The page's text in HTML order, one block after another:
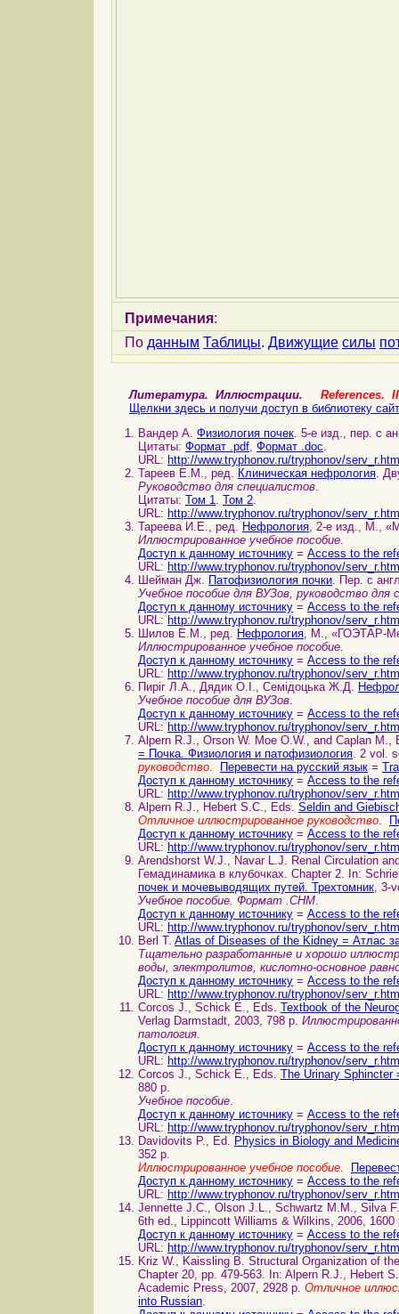
Примечания:
По данным Таблицы. Движущие силы
Литература. Иллюстрации. References.
Щелкни здесь и получи доступ в библиотеку
Вандер А. Физиология почек. 5-е изд., пер. с
Цитаты: Формат .pdf, Формат .doc.
URL: http://www.tryphonov.ru/tryphonov/
Тареев Е.М., ред. Клиническая нефрология.
Руководство для специалистов.
Цитаты: Том 1. Том 2.
URL: http://www.tryphonov.ru/tryphonov/
Тареева И.Е., ред. Нефрология, 2-е изд., М.,
Иллюстрированное учебное пособие.
Доступ к данному источнику = Access to the
URL: http://www.tryphonov.ru/tryphonov/
Шейман Дж. Патофизиология почки. Пер. с
Учебное пособие для ВУЗов, руководство для
Доступ к данному источнику = Access to the
URL: http://www.tryphonov.ru/tryphonov/
Шилов Е.М., ред. Нефрология, М., «ГОЭТАР-
Иллюстрированное учебное пособие.
Доступ к данному источнику = Access to the
URL: http://www.tryphonov.ru/tryphonov/
Пиріг Л.А., Дядик О.І., Семідоцька Ж.Д.
Учебное пособие для ВУЗов.
Доступ к данному источнику = Access to the
URL: http://www.tryphonov.ru/tryphonov/
Alpern R.J., Orson W. Moe O.W., and Caplan M.,
= Почка. Физиология и патофизиология. 2 vol.
руководство. Перевести на русский язык =
Доступ к данному источнику = Access to the
URL: http://www.tryphonov.ru/tryphonov/
Alpern R.J., Hebert S.C., Eds. Seldin and
Отличное иллюстрированное руководство.
Доступ к данному источнику = Access to the
URL: http://www.tryphonov.ru/tryphonov/
Arendshorst W.J., Navar L.J. Renal Circulation
Гемадинамика в клубочках. Chapter 2. In:
почек и мочевыводящих путей. Трехтомник, 3-
Учебное пособие. Формат .CHM.
Доступ к данному источнику = Access to the
URL: http://www.tryphonov.ru/tryphonov/
Berl T. Atlas of Diseases of the Kidney = Атлас
Тщательно разработанные и хорошо
воды, электролитов, кислотно-основное
Доступ к данному источнику = Access to the
URL: http://www.tryphonov.ru/tryphonov/
Corcos J., Schick E., Eds. Textbook of the
Verlag Darmstadt, 2003, 798 p.
патология.
Доступ к данному источнику = Access to the
URL: http://www.tryphonov.ru/tryphonov/
Corcos J., Schick E., Eds. The Urinary Sphincter
880 p.
Учебное пособие.
Доступ к данному источнику = Access to the
URL: http://www.tryphonov.ru/tryphonov/
Davidovits P., Ed. Physics in Biology and
352 p.
Иллюстрированное учебное пособие.
Доступ к данному источнику = Access to the
URL: http://www.tryphonov.ru/tryphonov/
Jennette J.C., Olson J.L., Schwartz M.M., Silva
6th ed., Lippincott Williams & Wilkins, 2006,
Доступ к данному источнику = Access to the
URL: http://www.tryphonov.ru/tryphonov/
Kriz W., Kaissling B. Structural Organization of
Chapter 20, pp. 479-563. In: Alpern R.J., Hebert
Academic Press, 2007, 2928 p. Отличное
into Russian.